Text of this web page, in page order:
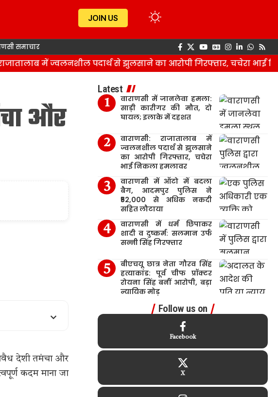
JOIN US
समाचार
में ज्वलनशील पदार्थ से झुलसाने का आरोपी गिरफ्तार, चचेरा भाई
और
देशी तमंचा और
कदम माना जा
Latest
वाराणसी में जानलेवा हमला:
साड़ी कारीगर की मौत, दो
घायल; इलाके में दहशत
वाराणसी: राजातालाब में
ज्वलनशील पदार्थ से झुलसाने
का आरोपी गिरफ्तार, चचेरा
भाई निकला हमलावर
वाराणसी में ऑटो में बदला
बैग, आदमपुर पुलिस ने
₹52,000 से अधिक नकदी
सहित लौटाया
वाराणसी में धर्म छिपाकर
शादी व दुष्कर्म: सलमान उर्फ
सन्नी सिंह गिरफ्तार
बीएचयू छात्र नेता गौरव सिंह
हत्याकांड: पूर्व चीफ प्रॉक्टर
रोयना सिंह बनीं आरोपी, बड़ा
न्यायिक मोड़
Follow us on
Facebook
X